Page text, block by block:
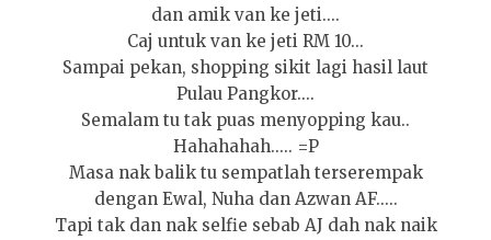
dan amik van ke jeti....
Caj untuk van ke jeti RM 10...
Sampai pekan, shopping sikit lagi hasil laut
Pulau Pangkor....
Semalam tu tak puas menyopping kau..
Hahahahah..... =P
Masa nak balik tu sempatlah terserempak
dengan Ewal, Nuha dan Azwan AF.....
Tapi tak dan nak selfie sebab AJ dah nak naik